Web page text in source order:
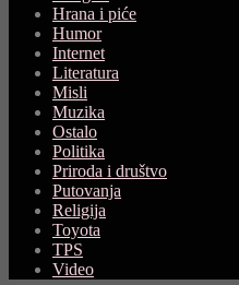
Hrana i piće
Humor
Internet
Literatura
Misli
Muzika
Ostalo
Politika
Priroda i društvo
Putovanja
Religija
Toyota
TPS
Video